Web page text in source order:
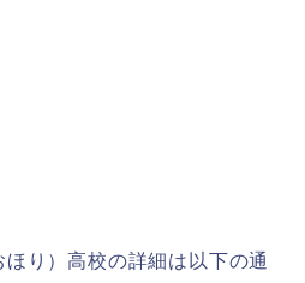
り）高校の詳細は以下の通